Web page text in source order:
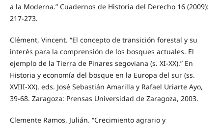
a la Moderna.” Cuadernos de Historia del Derecho 16 (2009):
217-273.
Clément, Vincent. “El concepto de transición forestal y su
interés para la comprensión de los bosques actuales. El
ejemplo de la Tierra de Pinares segoviana (s. XI-XX).” En
Historia y economía del bosque en la Europa del sur (ss.
XVIII-XX), eds. José Sebastián Amarilla y Rafael Uriarte Ayo,
39-68. Zaragoza: Prensas Universidad de Zaragoza, 2003.
Clemente Ramos, Julián. “Crecimiento agrario y